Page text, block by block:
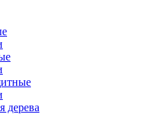
дерева